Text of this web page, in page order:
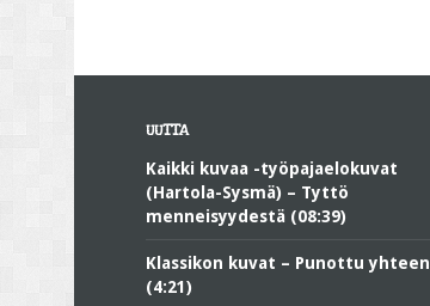
UUTTA
Kaikki kuvaa -työpajaelokuvat
(Hartola-Sysmä) – Tyttö
menneisyydestä (08:39)
Klassikon kuvat – Punottu yhteen
(4:21)